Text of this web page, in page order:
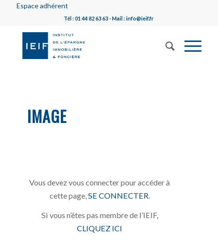
Espace adhérent
Tél : 01 44 82 63 63 - Mail : info@ieif.fr
IMAGE
Vous devez vous connecter pour accéder à
cette page, SE CONNECTER
Si vous n’êtes pas membre de l’IEIF,
CLIQUEZ ICI